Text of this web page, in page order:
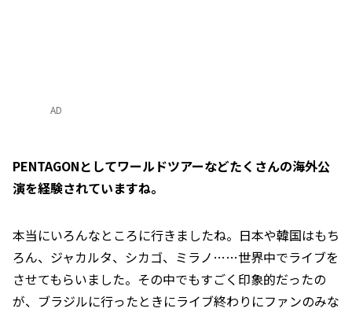
AD
――PENTAGONとしてワールドツアーなどたくさんの海外公
演を経験されていますね。
本当にいろんなところに行きましたね。日本や韓国はもち
ろん、ジャカルタ、シカゴ、ミラノ……世界中でライブを
させてもらいました。その中でもすごく印象的だったの
が、ブラジルに行ったときにライブ終わりにファンのみな